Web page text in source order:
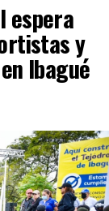
espera
y
Ibagué